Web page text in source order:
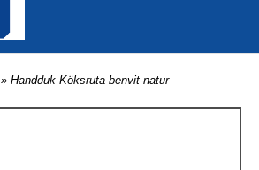
» Handduk Köksruta benvit-natur